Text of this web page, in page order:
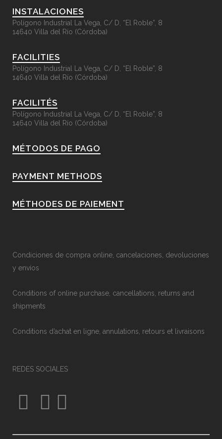
INSTALACIONES
Polígono Industrial La Vega, C/ D, “El Roble”, 8
14640 Villa del Río (Córdoba)
FACILITIES
Polígono Industrial La Vega, C/ D, “El Roble”, 8
14640 Villa del Río (Córdoba)
FACILITÉS
Polígono Industrial La Vega, C/ D, “El Roble”, 8
14640 Villa del Río (Córdoba)
MÉTODOS DE PAGO
PAYMENT METHODS
MÉTHODES DE PAIEMENT
Condiciones de compra online, cancelaciones, devoluciones
y envíos
Conditions of online purchase, cancellations, returns and
shipments
Conditions d’achat en ligne, annulations, retours et livraisons
REDES SOCIALES